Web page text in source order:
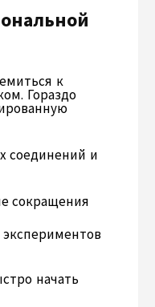
к
Гораздо
соединений и
сокращения
начать